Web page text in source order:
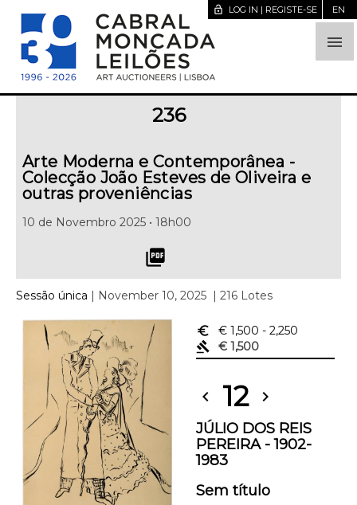

lock_open LOG IN | REGISTE-SE EN
236
Arte Moderna e Contemporânea -
Colecção João Esteves de Oliveira e
outras proveniências
10 de Novembro 2025 • 18h00
picture_as_pdf
Sessão única | November 10, 2025 | 216 Lotes
euro_symbol € 1,500 - 2,250
gavel
€ 1,500
chevron_left 12 chevron_right
JÚLIO DOS REIS
PEREIRA - 1902-
1983
Sem título